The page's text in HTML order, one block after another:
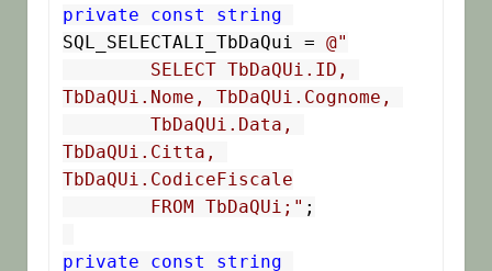
private const
string
SQL_SELECTALI_TbDaQui = @"
TbDaQUi.Nome, TbDaQUi.Cognome,
TbDaQUi.Citta,
TbDaQUi.CodiceFiscale
	FROM TbDaQUi;"
;
private const
string